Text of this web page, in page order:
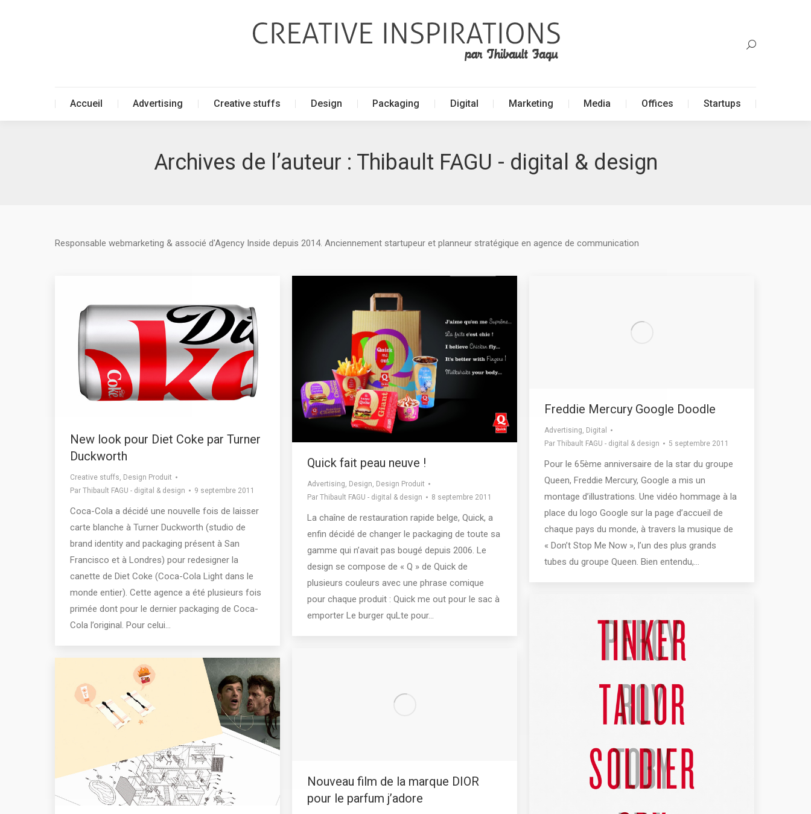
Accueil Advertising Creative stuffs Design Packaging Digital Marketing Media Offices Startups
Archives de l’auteur : Thibault FAGU - digital & design
Responsable webmarketing & associé d'Agency Inside depuis 2014. Anciennement startupeur et planneur stratégique en agence de communication
New look pour Diet Coke par Turner
Duckworth
Creative stuffs, Design Produit
Par Thibault FAGU - digital & design 9 septembre 2011
Coca-Cola a décidé une nouvelle fois de laisser
carte blanche à Turner Duckworth (studio de
brand identity and packaging présent à San
Francisco et à Londres) pour redesigner la
canette de Diet Coke (Coca-Cola Light dans le
monde entier). Cette agence a été plusieurs fois
primée dont pour le dernier packaging de Coca-
Cola l’original. Pour celui…
Quick fait peau neuve !
Advertising, Design, Design Produit
Par Thibault FAGU - digital & design 8 septembre 2011
La chaîne de restauration rapide belge, Quick, a
enfin décidé de changer le packaging de toute sa
gamme qui n’avait pas bougé depuis 2006. Le
design se compose de « Q » de Quick de
plusieurs couleurs avec une phrase comique
pour chaque produit : Quick me out pour le sac à
emporter Le burger quLte pour…
Freddie Mercury Google Doodle
Advertising Digital
Par Thibault FAGU - digital & design 5 septembre 2011
Pour le 65ème anniversaire de la star du groupe
Queen, Freddie Mercury, Google a mis un
montage d’illustrations. Une vidéo hommage à la
place du logo Google sur la page d’accueil de
chaque pays du monde, à travers la musique de
« Don’t Stop Me Now », l’un des plus grands
tubes du groupe Queen. Bien entendu,…
Nouveau film de la marque DIOR
pour le parfum j’adore